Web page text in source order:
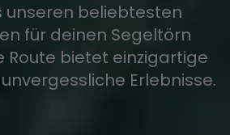
unseren beliebtesten
für deinen Segeltörn
Route bietet einzigartige
Erlebnisse.